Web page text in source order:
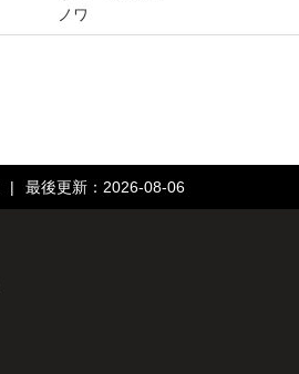
ノワ
| 最後更新：2026-08-06